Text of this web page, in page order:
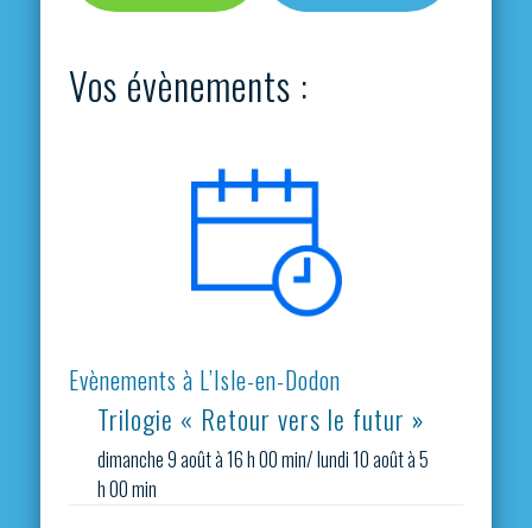
Vos évènements :
Evènements à L’Isle-en-Dodon
Trilogie « Retour vers le futur »
dimanche 9 août à 16 h 00 min/lundi 10 août à 5
h 00 min